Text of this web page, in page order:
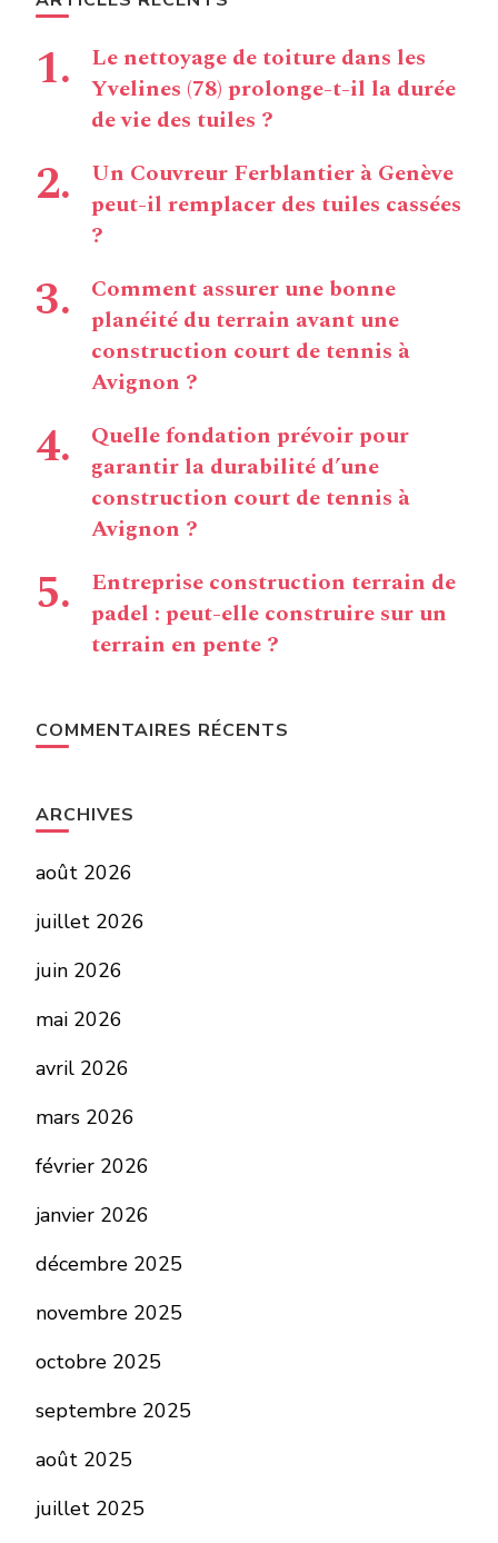
Le nettoyage de toiture dans les
Yvelines (78) prolonge-t-il la durée
de vie des tuiles ?
Un Couvreur Ferblantier à Genève
peut-il remplacer des tuiles cassées
?
Comment assurer une bonne
planéité du terrain avant une
construction court de tennis à
Avignon ?
Quelle fondation prévoir pour
garantir la durabilité d’une
construction court de tennis à
Avignon ?
Entreprise construction terrain de
padel : peut-elle construire sur un
terrain en pente ?
COMMENTAIRES RÉCENTS
ARCHIVES
août 2026
juillet 2026
juin 2026
mai 2026
avril 2026
mars 2026
février 2026
janvier 2026
décembre 2025
novembre 2025
octobre 2025
septembre 2025
août 2025
juillet 2025